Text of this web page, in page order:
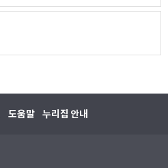
도움말 누리집 안내